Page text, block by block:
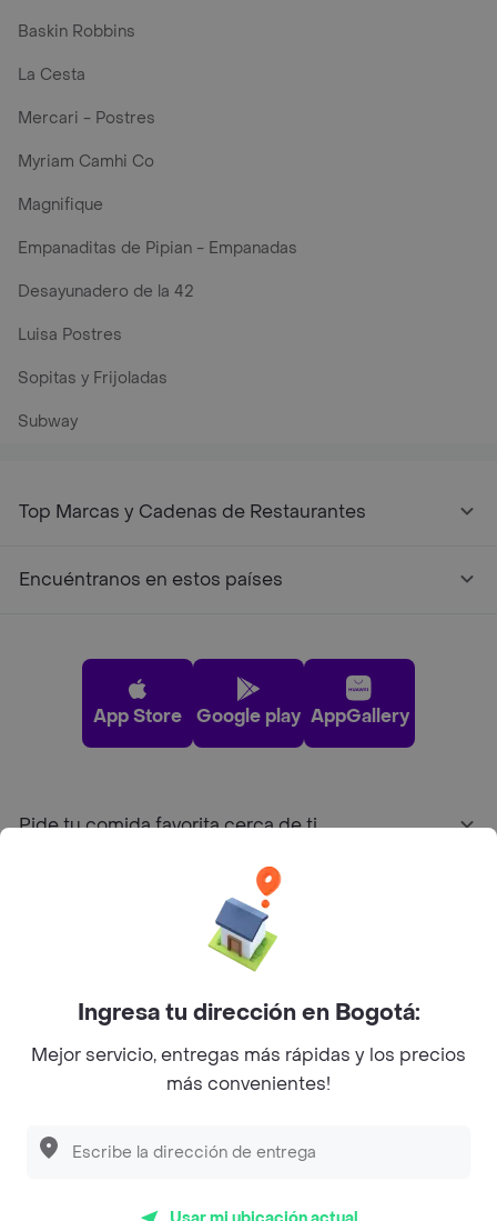
Baskin Robbins
La Cesta
Mercari - Postres
Myriam Camhi Co
Magnifique
Empanaditas de Pipian - Empanadas
Desayunadero de la 42
Luisa Postres
Sopitas y Frijoladas
Subway
Top Marcas y Cadenas de Restaurantes
Encuéntranos en estos países
App Store Google play AppGallery
Pide tu comida favorita cerca de ti
Sobre Rappi
Facebook
Twitter
Instagram
©2026Rappi Inc. All rights reserved.
Ingresa tu dirección en Bogotá:
Mejor servicio, entregas más rápidas y los precios
más convenientes!